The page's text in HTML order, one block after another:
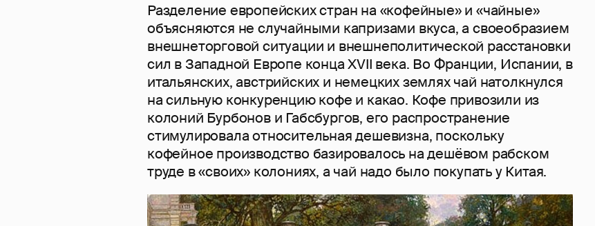
Разделение европейских стран на «кофейные» и «чайные»
объясняются не случайными капризами вкуса, а своеобразием
внешнеторговой ситуации и внешнеполитической расстановки
сил в Западной Европе конца XVII века. Во Франции, Испании, в
итальянских, австрийских и немецких землях чай натолкнулся
на сильную конкуренцию кофе и какао. Кофе привозили из
колоний Бурбонов и Габсбургов, его распространение
стимулировала относительная дешевизна, поскольку
кофейное производство базировалось на дешёвом рабском
труде в «своих» колониях, а чай надо было покупать у Китая.